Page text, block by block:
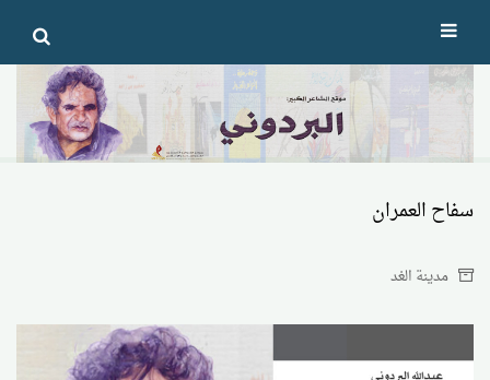
Skip
to
content
سفاح العمران
مدينة الغد